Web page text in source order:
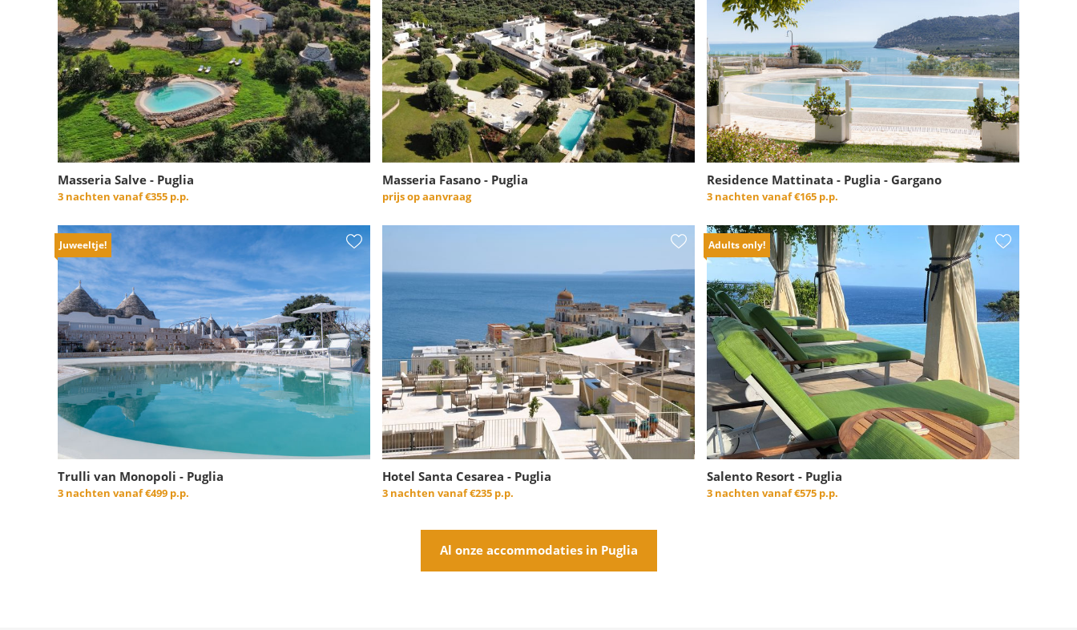
Masseria Salve - Puglia
3 nachten vanaf€355 p.p.
Masseria Fasano - Puglia
prijs op aanvraag
Residence Mattinata - Puglia - Gargano
3 nachten vanaf€165 p.p.
Juweeltje!
Trulli van Monopoli - Puglia
3 nachten vanaf€499 p.p.
Hotel Santa Cesarea - Puglia
3 nachten vanaf€235 p.p.
Adults only!
Salento Resort - Puglia
3 nachten vanaf€575 p.p.
Al onze accommodaties in Puglia